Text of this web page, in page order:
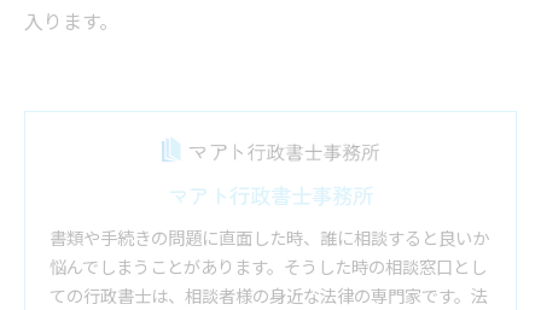
入ります。
マアト行政書士事務所
書類や手続きの問題に直面した時、誰に相談すると良いか
悩んでしまうことがあります。そうした時の相談窓口とし
ての行政書士は、相談者様の身近な法律の専門家です。法